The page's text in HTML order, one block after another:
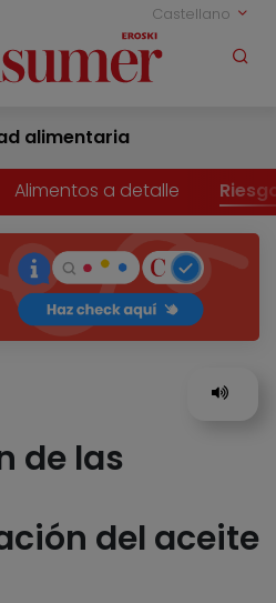
Castellano
alimentaria
Alimentos a detalle
de las
del aceite